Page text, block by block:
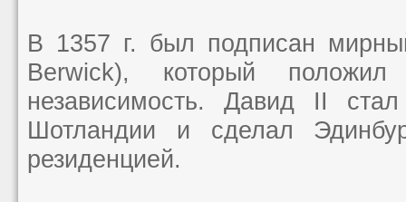
В 1357 г. был подписан
Berwick), который
независимость. Давид II
Шотландии и сделал
резиденцией.